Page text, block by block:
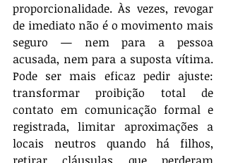
proporcionalidade. Às vezes, revogar
de imediato não é o movimento mais
seguro — nem para a pessoa
acusada, nem para a suposta vítima.
Pode ser mais eficaz pedir ajuste:
transformar proibição total de
contato em comunicação formal e
registrada, limitar aproximações a
locais neutros quando há filhos,